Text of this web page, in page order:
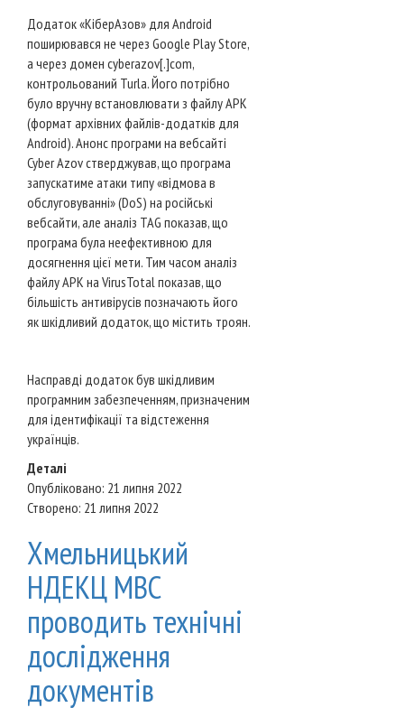
Додаток «КіберАзов» для Android
поширювався не через Google Play Store,
а через домен cyberazov[.]com,
контрольований Turla. Його потрібно
було вручну встановлювати з файлу APK
(формат архівних файлів-додатків для
Android). Анонс програми на вебсайті
Cyber Azov стверджував, що програма
запускатиме атаки типу «відмова в
обслуговуванні» (DoS) на російські
вебсайти, але аналіз TAG показав, що
програма була неефективною для
досягнення цієї мети. Тим часом аналіз
файлу APK на VirusTotal показав, що
більшість антивірусів позначають його
як шкідливий додаток, що містить троян.
Насправді додаток був шкідливим
програмним забезпеченням, призначеним
для ідентифікації та відстеження
українців.
Деталі
Опубліковано: 21 липня 2022
Створено: 21 липня 2022
Хмельницький
НДЕКЦ МВС
проводить технічні
дослідження
документів